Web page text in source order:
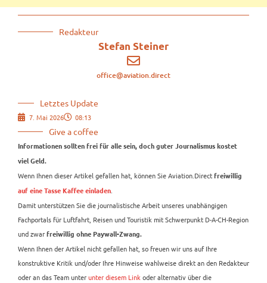
Redakteur
Stefan Steiner
office@aviation.direct
Letztes Update
7. Mai 2026 08:13
Give a coffee
Informationen sollten frei für alle sein, doch guter Journalismus kostet
viel Geld.
Wenn Ihnen dieser Artikel gefallen hat, können Sie Aviation.Direct freiwillig
auf eine Tasse Kaffee einladen
Damit unterstützen Sie die journalistische Arbeit unseres unabhängigen
Fachportals für Luftfahrt, Reisen und Touristik mit Schwerpunkt D-A-CH-Region
und zwar freiwillig ohne Paywall-Zwang.
Wenn Ihnen der Artikel nicht gefallen hat, so freuen wir uns auf Ihre
konstruktive Kritik und/oder Ihre Hinweise wahlweise direkt an den Redakteur
oder an das Team unterunter diesem Link oder alternativ über die